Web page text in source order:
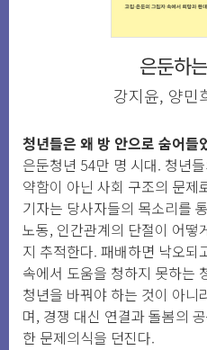
은둔하
강지윤, 양민
청년들은 왜 방 안으로 숨어들
은둔청년 54만 명 시대. 청년
약함이 아닌 사회 구조의 문제
기자는 당사자들의 목소리를
노동, 인간관계의 단절이 어떻
지 추적한다. 패배하면 낙오되
속에서 도움을 청하지 못하는
청년을 바꿔야 하는 것이 아
며, 경쟁 대신 연결과 돌봄의
한 문제의식을 던진다.